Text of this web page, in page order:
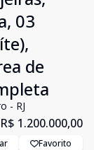
03
de
- RJ
R$ 1.200.000,00
Favorito